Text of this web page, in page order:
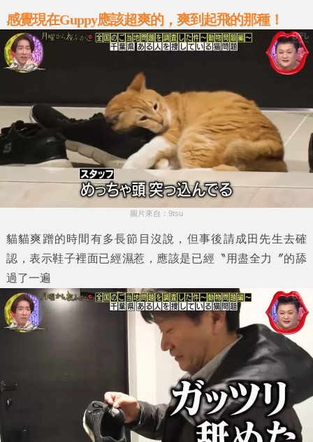
感覺現在Guppy應該超爽的，爽到起飛的那種！
圖片來自：9tsu
貓貓爽蹭的時間有多長節目沒說，但事後請成田先生去確
認，表示鞋子裡面已經濕惹，應該是已經〝用盡全力〞的舔
過了一遍